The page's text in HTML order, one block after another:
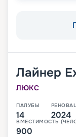
Лайнер
ЛЮКС
ПАЛУБЫ
14 2024
ВМЕСТИМОСТЬ
900